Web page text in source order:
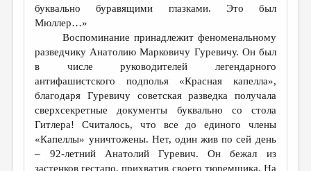
буквально буравящими глазками. Это был
Мюллер…»
Воспоминание принадлежит феноменальному
разведчику Анатолию Марковичу Гуревичу. Он был
в числе руководителей легендарного
антифашистского подполья «Красная капелла»,
благодаря Гуревичу советская разведка получала
сверхсекретные документы буквально со стола
Гитлера! Считалось, что все до единого члены
«Капеллы» уничтожены. Нет, один жив по сей день
– 92-летний Анатолий Гуревич. Он бежал из
застенков гестапо, прихватив своего тюремщика. На